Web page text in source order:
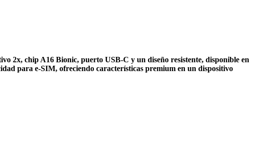
2x, chip A16 Bionic, puerto USB-C y un diseño resistente, disponible en
para e-SIM, ofreciendo características premium en un dispositivo